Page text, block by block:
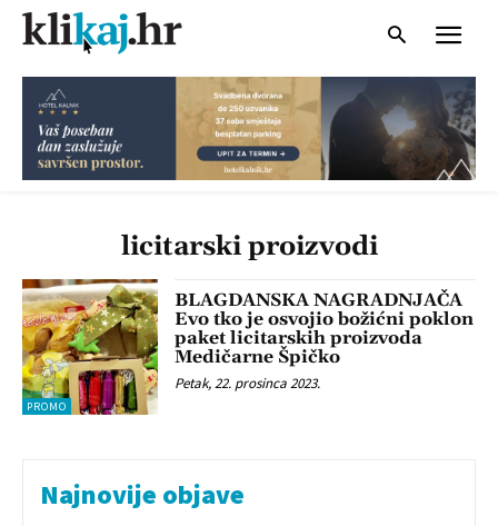
licitarski proizvodi
PROMO
BLAGDANSKA NAGRADNJAČA
Evo tko je osvojio božićni poklon
paket licitarskih proizvoda
Medičarne Špičko
Petak, 22. prosinca 2023.
Najnovije objave